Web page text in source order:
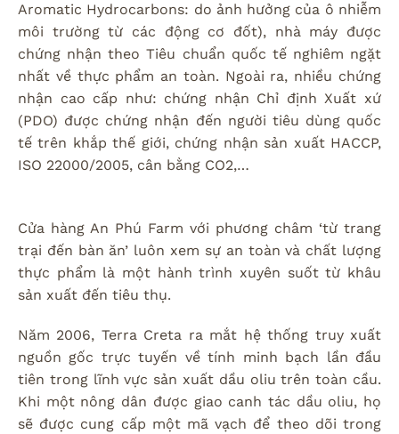
Aromatic Hydrocarbons: do ảnh hưởng của ô nhiễm
môi trường từ các động cơ đốt), nhà máy được
chứng nhận theo Tiêu chuẩn quốc tế nghiêm ngặt
nhất về thực phẩm an toàn. Ngoài ra, nhiều chứng
nhận cao cấp như: chứng nhận Chỉ định Xuất xứ
(PDO) được chứng nhận đến người tiêu dùng quốc
tế trên khắp thế giới, chứng nhận sản xuất HACCP,
ISO 22000/2005, cân bằng CO2,…
Cửa hàng An Phú Farm với phương châm ‘từ trang
trại đến bàn ăn’ luôn xem sự an toàn và chất lượng
thực phẩm là một hành trình xuyên suốt từ khâu
sản xuất đến tiêu thụ.
Năm 2006, Terra Creta ra mắt hệ thống truy xuất
nguồn gốc trực tuyến về tính minh bạch lần đầu
tiên trong lĩnh vực sản xuất dầu oliu trên toàn cầu.
Khi một nông dân được giao canh tác dầu oliu, họ
sẽ được cung cấp một mã vạch để theo dõi trong